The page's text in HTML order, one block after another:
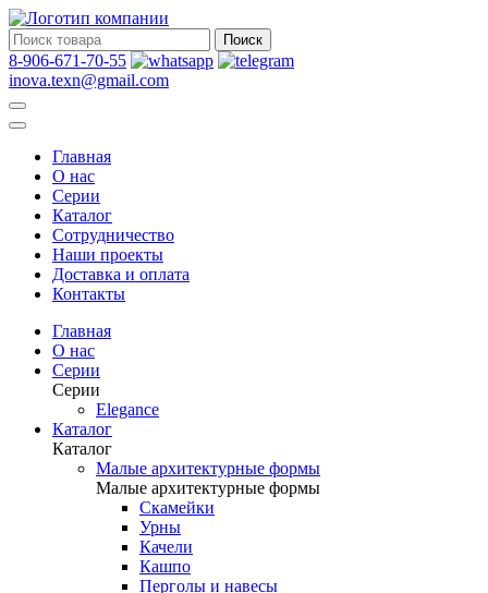
Поиск
8-906-671-70-55
inova.texn@gmail.com
Главная
О нас
Серии
Каталог
Сотрудничество
Наши проекты
Доставка и оплата
Контакты
Главная
О нас
Серии
Серии
Elegance
Каталог
Каталог
Малые архитектурные формы
Малые архитектурные формы
Скамейки
Урны
Качели
Кашпо
Перголы и навесы